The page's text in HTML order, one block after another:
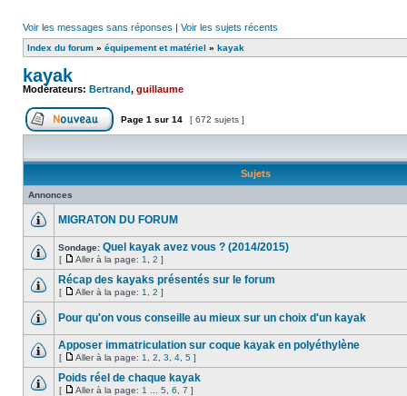
Voir les messages sans réponses | Voir les sujets récents
Index du forum » équipement et matériel » kayak
kayak
Modérateurs: Bertrand, guillaume
Page 1 sur 14 [ 672 sujets ]
Sujets
Annonces
MIGRATON DU FORUM
Sondage: Quel kayak avez vous ? (2014/2015)
[ Aller à la page: 1 2 ]
Récap des kayaks présentés sur le forum
[ Aller à la page: 1 2 ]
Pour qu'on vous conseille au mieux sur un choix d'un kayak
Apposer immatriculation sur coque kayak en polyéthylène
[ Aller à la page: 1 2 3 4 5 ]
Poids réel de chaque kayak
[ Aller à la page: 1 5 6 7 ]